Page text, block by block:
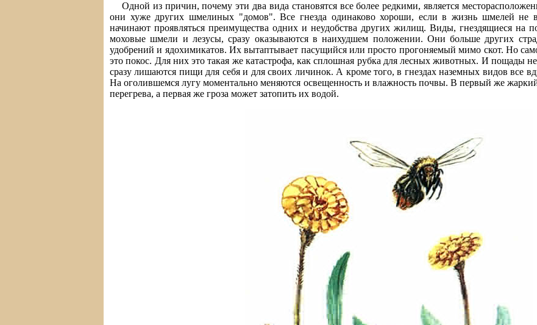
Одной из причин, почему эти два вида становятся все более редкими, является
они хуже других шмелиных "домов". Все гнезда одинаково хороши, если в жизнь шмелей не
начинают проявляться преимущества одних и неудобства других жилищ. Виды, гнездящиеся на
моховые шмели и лезусы, сразу оказываются в наихудшем положении. Они больше других
удобрений и ядохимикатов. Их вытаптывает пасущийся или просто прогоняемый мимо скот. Но
это покос. Для них это такая же катастрофа, как сплошная рубка для лесных животных. И пощады
сразу лишаются пищи для себя и для своих личинок. А кроме того, в гнездах наземных видов все
На оголившемся лугу моментально меняются освещенность и влажность почвы. В первый же жаркий
перегрева, а первая же гроза может затопить их водой.